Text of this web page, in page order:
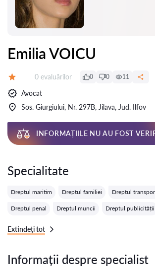
Emilia VOICU
Evaluărilor:
0 evaluărilor 0 0 11
Avocat
Sos. Giurgiului, Nr. 297B, Jilava, Jud. Ilfov
INFORMAȚIILE NU AU FOST
Specialitate
Dreptul maritim Dreptul familiei Dreptul
Dreptul penal Dreptul muncii Dreptul publicității
Extindeți tot
Informații despre specialist